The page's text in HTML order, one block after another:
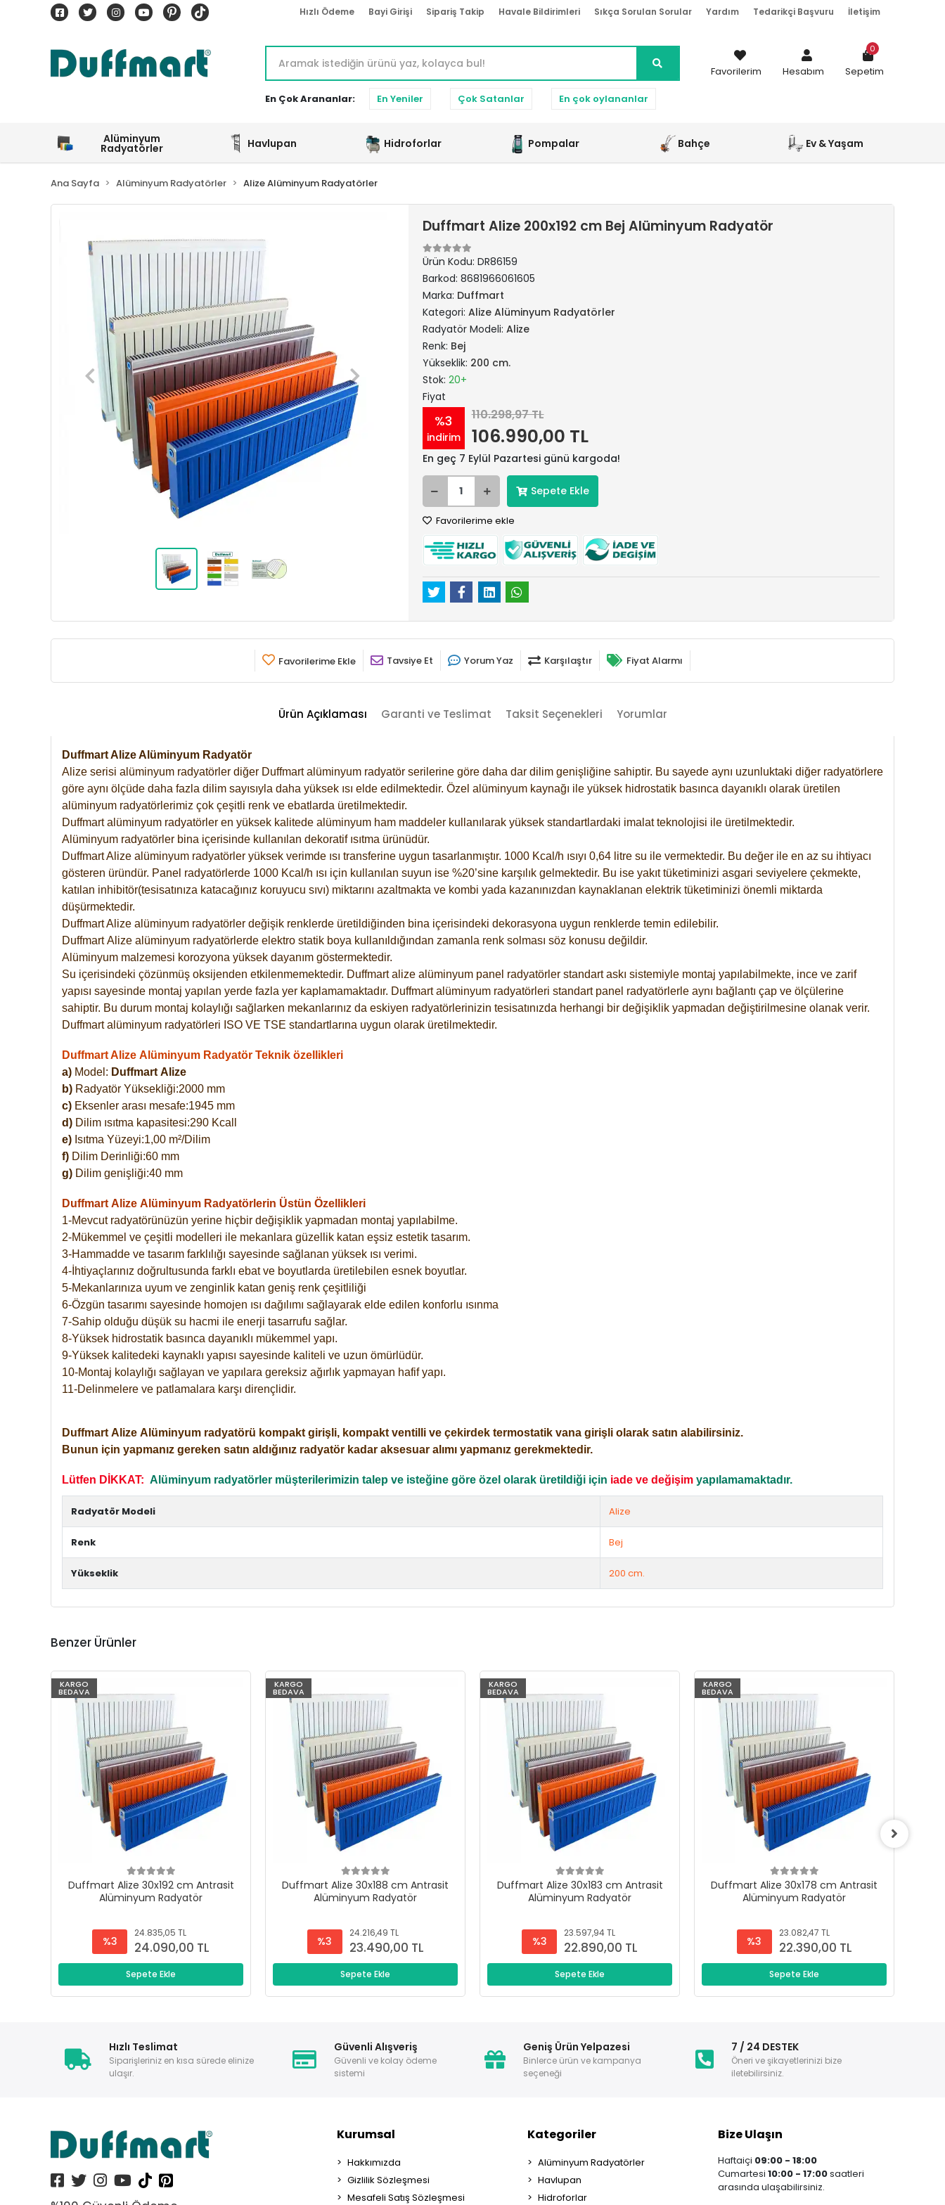
Hızlı Ödeme Bayi Girişi Sipariş Takip Havale Bildirimleri Sıkça Sorulan Sorular Yardım Tedarikçi Başvuru İletişim
En Çok Arananlar: En Yeniler Çok Satanlar En çok oylananlar
Favorilerim Hesabım Sepetim
0
Alüminyum
Radyatörler Havlupan Hidroforlar Pompalar Bahçe Ev & Yaşam
Ana Sayfa Alüminyum Radyatörler Alize Alüminyum Radyatörler
Duffmart Alize 200x192 cm Bej Alüminyum Radyatör
Ürün Kodu: DR86159
Barkod: 8681966061605
Marka: Duffmart
Kategori: Alize Alüminyum Radyatörler
Radyatör Modeli: Alize
Renk: Bej
Yükseklik: 200 cm.
Stok: 20+
Fiyat
%3
indirim
110.298,97 TL
106.990,00 TL
En geç 7 Eylül Pazartesi günü kargoda!
Sepete Ekle
Favorilerime ekle
Favorilerime Ekle Tavsiye Et Yorum Yaz Karşılaştır Fiyat Alarmı
Ürün Açıklaması Garanti ve Teslimat Taksit Seçenekleri Yorumlar
Duffmart Alize Alüminyum Radyatör
Alize serisi alüminyum radyatörler diğer Duffmart alüminyum radyatör serilerine göre daha dar dilim genişliğine sahiptir. Bu sayede aynı uzunluktaki diğer radyatörlere
göre aynı ölçüde daha fazla dilim sayısıyla daha yüksek ısı elde edilmektedir. Özel alüminyum kaynağı ile yüksek hidrostatik basınca dayanıklı olarak üretilen
alüminyum radyatörlerimiz çok çeşitli renk ve ebatlarda üretilmektedir.
Duffmart alüminyum radyatörler en yüksek kalitede alüminyum ham maddeler kullanılarak yüksek standartlardaki imalat teknolojisi ile üretilmektedir.
Alüminyum radyatörler bina içerisinde kullanılan dekoratif ısıtma ürünüdür.
Duffmart Alize alüminyum radyatörler yüksek verimde ısı transferine uygun tasarlanmıştır. 1000 Kcal/h ısıyı 0,64 litre su ile vermektedir. Bu değer ile en az su ihtiyacı
gösteren üründür. Panel radyatörlerde 1000 Kcal/h ısı için kullanılan suyun ise %20’sine karşılık gelmektedir. Bu ise yakıt tüketiminizi asgari seviyelere çekmekte,
katılan inhibitör(tesisatınıza katacağınız koruyucu sıvı) miktarını azaltmakta ve kombi yada kazanınızdan kaynaklanan elektrik tüketiminizi önemli miktarda
düşürmektedir.
Duffmart Alize alüminyum radyatörler değişik renklerde üretildiğinden bina içerisindeki dekorasyona uygun renklerde temin edilebilir.
DuffmartAlize alüminyum radyatörlerde elektro statik boya kullanıldığından zamanla renk solması söz konusu değildir.
Alüminyum malzemesi korozyona yüksek dayanım göstermektedir.
Su içerisindeki çözünmüş oksijenden etkilenmemektedir. Duffmart alize alüminyum panel radyatörler standart askı sistemiyle montaj yapılabilmekte, ince ve zarif
yapısı sayesinde montaj yapılan yerde fazla yer kaplamamaktadır. Duffmart alüminyum radyatörleri standart panel radyatörlerle aynı bağlantı çap ve ölçülerine
sahiptir. Bu durum montaj kolaylığı sağlarken mekanlarınız da eskiyen radyatörlerinizin tesisatınızda herhangi bir değişiklik yapmadan değiştirilmesine olanak verir.
Duffmart alüminyum radyatörleri ISO VE TSE standartlarına uygun olarak üretilmektedir.
Duffmart Alize Alüminyum Radyatör Teknik özellikleri
a) Model: Duffmart Alize
b) Radyatör Yüksekliği:2000 mm
c) Eksenler arası mesafe:1945 mm
d) Dilim ısıtma kapasitesi:290 Kcall
e) Isıtma Yüzeyi:1,00 m²/Dilim
f) Dilim Derinliği:60 mm
g) Dilim genişliği:40 mm
Duffmart Alize Alüminyum Radyatörlerin Üstün Özellikleri
1-Mevcut radyatörünüzün yerine hiçbir değişiklik yapmadan montaj yapılabilme.
2-Mükemmel ve çeşitli modelleri ile mekanlara güzellik katan eşsiz estetik tasarım.
3-Hammadde ve tasarım farklılığı sayesinde sağlanan yüksek ısı verimi.
4-İhtiyaçlarınız doğrultusunda farklı ebat ve boyutlarda üretilebilen esnek boyutlar.
5-Mekanlarınıza uyum ve zenginlik katan geniş renk çeşitliliği
6-Özgün tasarımı sayesinde homojen ısı dağılımı sağlayarak elde edilen konforlu ısınma
7-Sahip olduğu düşük su hacmi ile enerji tasarrufu sağlar.
8-Yüksek hidrostatik basınca dayanıklı mükemmel yapı.
9-Yüksek kalitedeki kaynaklı yapısı sayesinde kaliteli ve uzun ömürlüdür.
10-Montaj kolaylığı sağlayan ve yapılara gereksiz ağırlık yapmayan hafif yapı.
11-Delinmelere ve patlamalara karşı dirençlidir.
Duffmart Alize Alüminyum radyatörü kompakt girişli, kompakt ventilli ve çekirdek termostatik vana girişli olarak satın alabilirsiniz.
Bunun için yapmanız gereken satın aldığınız radyatör kadar aksesuar alımı yapmanız gerekmektedir.
Lütfen DİKKAT: Alüminyum radyatörler müşterilerimizin talep ve isteğine göre özel olarak üretildiği için iade ve değişim yapılamamaktadır.
Radyatör Modeli Alize
Renk Bej
Yükseklik 200 cm.
Benzer Ürünler
KARGO
BEDAVA
Duffmart Alize 30x192 cm Antrasit
Alüminyum Radyatör
%3
24.835,05 TL
24.090,00 TL
Sepete Ekle
KARGO
BEDAVA
Duffmart Alize 30x188 cm Antrasit
Alüminyum Radyatör
%3
24.216,49 TL
23.490,00 TL
Sepete Ekle
KARGO
BEDAVA
Duffmart Alize 30x183 cm Antrasit
Alüminyum Radyatör
%3
23.597,94 TL
22.890,00 TL
Sepete Ekle
KARGO
BEDAVA
Duffmart Alize 30x178 cm Antrasit
Alüminyum Radyatör
%3
23.082,47 TL
22.390,00 TL
Sepete Ekle
Hızlı Teslimat
Siparişleriniz en kısa sürede elinize
ulaşır.
Güvenli Alışveriş
Güvenli ve kolay ödeme
sistemi
Geniş Ürün Yelpazesi
Binlerce ürün ve kampanya
seçeneği
7 / 24 DESTEK
Öneri ve şikayetlerinizi bize
iletebilirsiniz.
Kurumsal
Hakkımızda
Gizlilik Sözleşmesi
Mesafeli Satış Sözleşmesi
Kategoriler
Alüminyum Radyatörler
Havlupan
Hidroforlar
Bize Ulaşın
Haftaiçi 09:00 - 18:00
Cumartesi 10:00 - 17:00saatleri
arasında ulaşabilirsiniz.